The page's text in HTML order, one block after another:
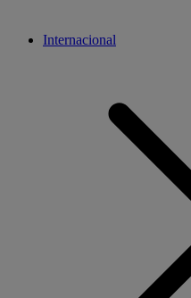
Internacional